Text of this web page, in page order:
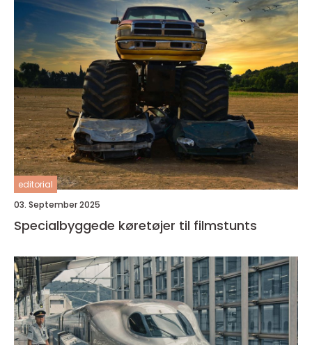
editorial
03. September 2025
Specialbyggede køretøjer til filmstunts